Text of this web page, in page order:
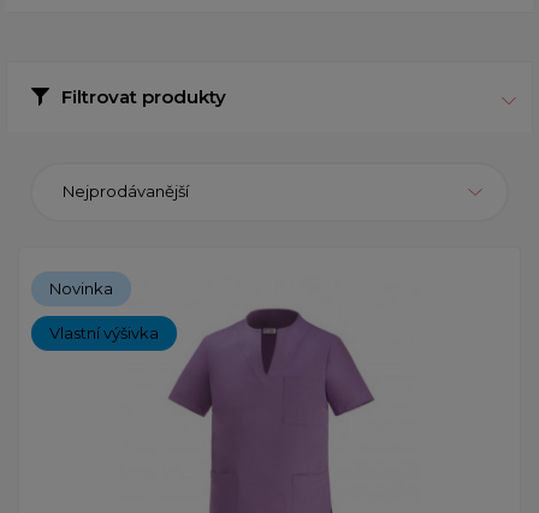
Filtrovat produkty
Nejprodávanější
Novinka
Vlastní výšivka